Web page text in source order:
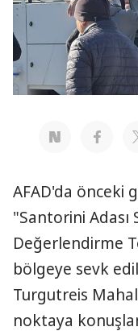
AFAD'da önceki
"Santorini Adası
Değerlendirme
bölgeye sevk
Turgutreis
noktaya